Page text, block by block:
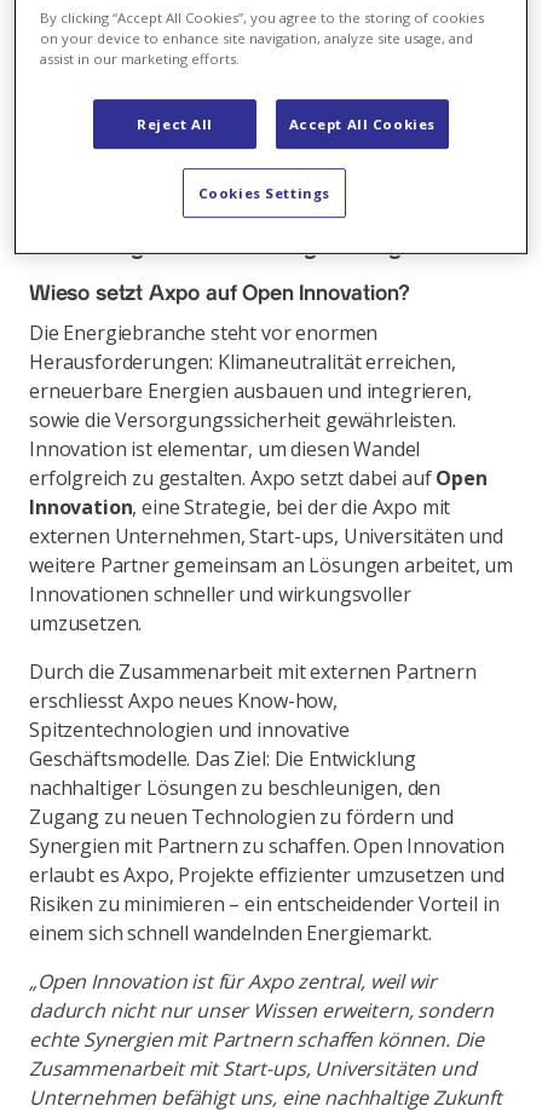
Die Herausforderungen der Energiewende
erfordern innovative Lösungen – von
Klimaneutralität über erneuerbare Energien bis
hin zur Versorgungssicherheit. Axpo beschreitet
mit Open Innovation kollaborative Wege: Durch
Unternehmen entstehen neue Ansätze, die die
Transformation der Energiebranche
beschleunigen und nachhaltige Lösungen fördern.
Wieso setzt Axpo auf Open Innovation?
Die Energiebranche steht vor enormen
Herausforderungen: Klimaneutralität erreichen,
erneuerbare Energien ausbauen und integrieren,
sowie die Versorgungssicherheit gewährleisten.
Innovation ist elementar, um diesen Wandel
erfolgreich zu gestalten. Axpo setzt dabei aufOpen
Innovation, eine Strategie, bei der die Axpo mit
externen Unternehmen, Start-ups, Universitäten und
weitere Partner gemeinsam an Lösungen arbeitet, um
Innovationen schneller und wirkungsvoller
umzusetzen.
Durch die Zusammenarbeit mit externen Partnern
erschliesst Axpo neues Know-how,
Spitzentechnologien und innovative
Geschäftsmodelle. Das Ziel: Die Entwicklung
nachhaltiger Lösungen zu beschleunigen, den
Zugang zu neuen Technologien zu fördern und
Synergien mit Partnern zu schaffen. Open Innovation
erlaubt es Axpo, Projekte effizienter umzusetzen und
Risiken zu minimieren – ein entscheidender Vorteil in
einem sich schnell wandelnden Energiemarkt.
„Open Innovation ist für Axpo zentral, weil wir
dadurch nicht nur unser Wissen erweitern, sondern
echte Synergien mit Partnern schaffen können. Die
Zusammenarbeit mit Start-ups, Universitäten und
Unternehmen befähigt uns, eine nachhaltige Zukunft
By clicking “Accept All Cookies”, you agree to the storing of cookies
on your device to enhance site navigation, analyze site usage, and
assist in our marketing efforts.
Reject All Accept All Cookies
Cookies Settings